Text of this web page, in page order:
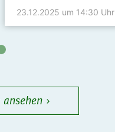
23.12.2025 um 14:30 Uhr
›